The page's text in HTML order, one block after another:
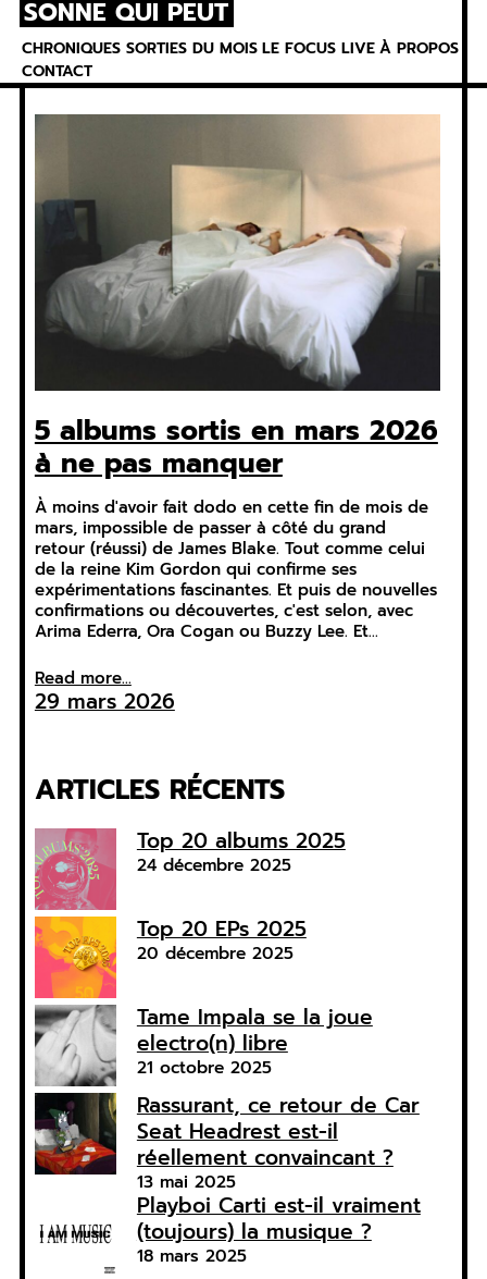
Skip
content
SONNE QUI PEUT
CHRONIQUES SORTIES DU MOIS LE FOCUS LIVE À PROPOS
CONTACT
5 albums sortis en mars 2026
à ne pas manquer
À moins d'avoir fait dodo en cette fin de mois de
mars, impossible de passer à côté du grand
retour (réussi) de James Blake. Tout comme celui
de la reine Kim Gordon qui confirme ses
expérimentations fascinantes. Et puis de nouvelles
confirmations ou découvertes, c'est selon, avec
Arima Ederra, Ora Cogan ou Buzzy Lee. Et…
Read more...
29 mars 2026
ARTICLES RÉCENTS
Top 20 albums 2025
24 décembre 2025
Top 20 EPs 2025
20 décembre 2025
Tame Impala se la joue
electro(n) libre
21 octobre 2025
Rassurant, ce retour de Car
Seat Headrest est-il
réellement convaincant ?
13 mai 2025
Playboi Carti est-il vraiment
(toujours) la musique ?
18 mars 2025